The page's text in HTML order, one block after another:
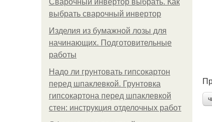
Сварочный инвертор выбрать. Как
выбрать сварочный инвертор
Изделия из бумажной лозы для
начинающих. Подготовительные
работы
Надо ли грунтовать гипсокартон
перед шпаклевкой. Грунтовка
гипсокартона перед шпаклевкой
стен: инструкция отделочных работ